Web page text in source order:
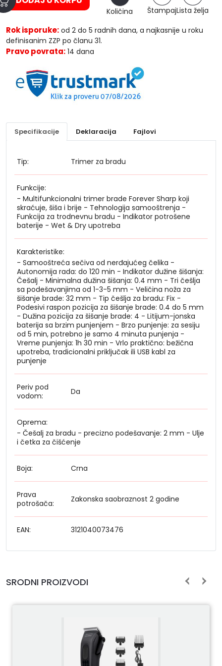
Količina ŠtampajLista želja
Rok isporuke: od 2 do 5 radnih dana, a najkasnije u roku
definisanim ZZP po članu 31.
Pravo povrata: 14 dana
Specifikacije Deklaracija Fajlovi
Tip: Trimer za bradu
Funkcije:
- Multifunkcionalni trimer brade Forever Sharp koji
skraćuje, šiša i brije - Tehnologija samooštrenja -
Funkcija za trodnevnu bradu - Indikator potrošene
baterije - Wet & Dry upotreba
Karakteristike:
- Samooštreća sečiva od nerđajućeg čelika -
Autonomija rada: do 120 min - Indikator dužine šišanja:
Češalj - Minimalna dužina šišanja: 0.4 mm - Tri češlja
sa podešavanjima od 1-3-5 mm - Veličina noža za
šišanje brade: 32 mm - Tip češlja za bradu: Fix -
Podesivi raspon pozicija za šišanje brade: 0.4 do 5 mm
- Dužina pozicija za šišanje brade: 4 - Litijum-jonska
baterija sa brzim punjenjem - Brzo punjenje: za sesiju
od 5 min, potrebno je samo 4 minuta punjenja -
Vreme punjenja: 1h 30 min - Vrlo praktično: bežična
upotreba, tradicionalni priključak ili USB kabl za
punjenje
Periv pod
vodom:
Da
Oprema:
- Češalj za bradu - precizno podešavanje: 2 mm - Ulje
i četka za čišćenje
Boja: Crna
Prava
potrošača:
Zakonska saobraznost 2 godine
EAN: 3121040073476
SRODNI PROIZVODI